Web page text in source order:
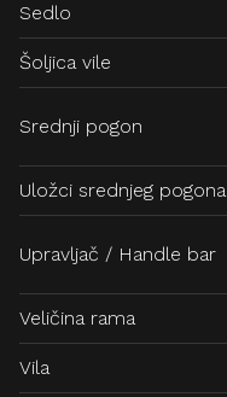
Sedlo
Šoljica vile
Srednji pogon
Uložci srednjeg pogona
Upravljač / Handle bar
Veličina rama
Vila